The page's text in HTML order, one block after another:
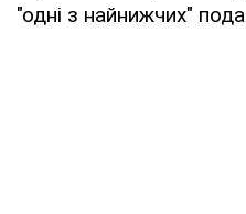
"одні з найнижчих"